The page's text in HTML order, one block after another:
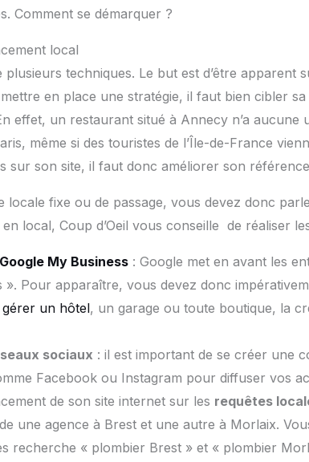
Comment se démarquer ?
local
techniques. Le but est d’être apparent
en place une stratégie, il faut bien cibler
effet, un restaurant situé à Annecy n’a aucune
même si des touristes de l’Île-de-France
sur son site, il faut donc améliorer son
locale fixe ou de passage, vous devez donc
local, Coup d’Oeil vous conseille de réaliser
Google My Business: Google met en avant les
». Pour apparaître, vous devez donc
gérer un hôtel, un garage ou toute boutique, la
sociaux : il est important de se créer une
Facebook ou Instagram pour diffuser vos
de son site internet sur les requêtes
une agence à Brest et une autre à Morlaix.
recherche « plombier Brest » et « plombier